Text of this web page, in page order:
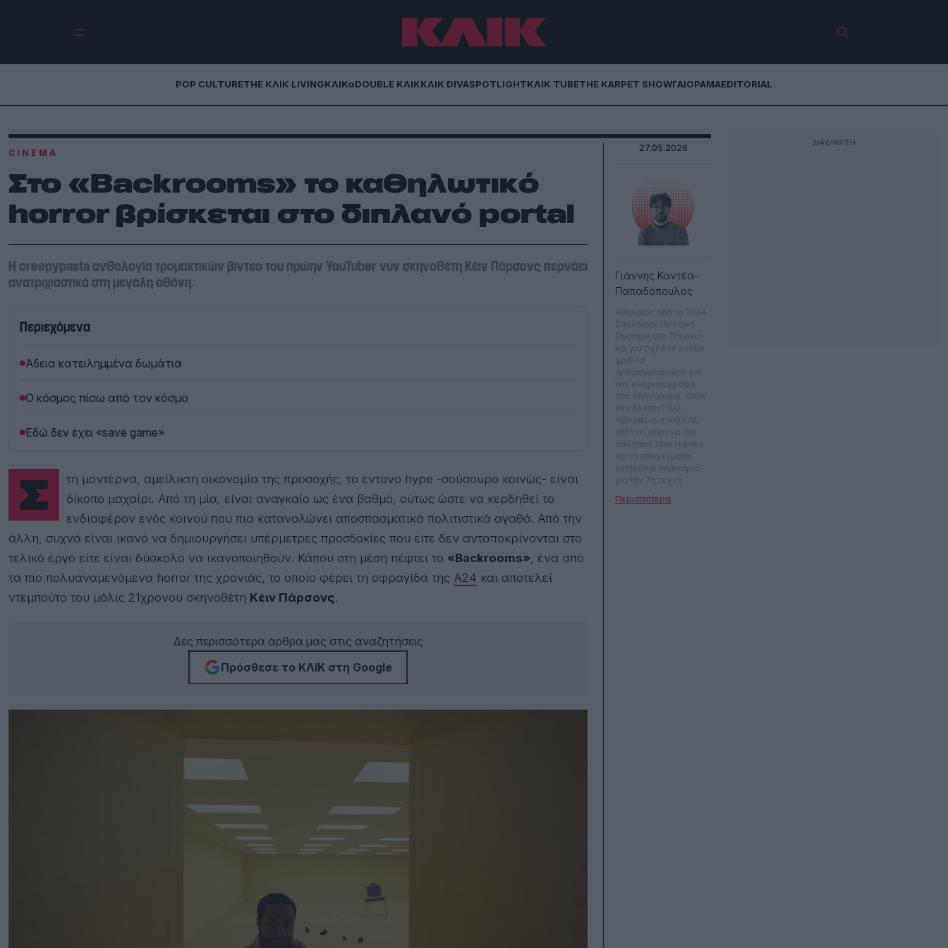
POP CULTURETHE ΚΛΙΚ LIVINGΚΛΙΚαDOUBLE ΚΛΙΚΚΛΙΚ DIVASPOTLIGHTΚΛΙΚ TUBETHE KARPET SHOWΓΑΙΟΡΑΜΑEDITORIAL
CINEMA
Στο «Backrooms» το καθηλωτικό
horror βρίσκεται στο διπλανό portal
Η creepypasta ανθολογία τρομακτικών βίντεο του πρώην YouTuber νυν σκηνοθέτη Κέιν Πάρσονς περνάει
ανατριχιαστικά στη μεγάλη οθόνη.
Περιεχόμενα
Άδεια κατειλημμένα δωμάτια
Ο κόσμος πίσω από τον κόσμο
Εδώ δεν έχει «save game»
Στη μοντέρνα, αμείλικτη οικονομία της προσοχής, το έντονο hype -σούσουρο κοινώς- είναι
δίκοπο μαχαίρι. Από τη μία, είναι αναγκαίο ως ένα βαθμό, ούτως ώστε να κερδηθεί το
ενδιαφέρον ενός κοινού που πια καταναλώνει αποσπασματικά πολιτιστικά αγαθά. Από την
άλλη, συχνά είναι ικανό να δημιουργήσει υπέρμετρες προσδοκίες που είτε δεν ανταποκρίνονται στο
τελικό έργο είτε είναι δύσκολο να ικανοποιηθούν. Κάπου στη μέση πέφτει το «Backrooms», ένα από
τα πιο πολυαναμενόμενα horror της χρονιάς, το οποίο φέρει τη σφραγίδα της A24 και αποτελεί
ντεμπούτο του μόλις 21χρονου σκηνοθέτη Κέιν Πάρσονς.
Δες περισσότερα άρθρα μας στις αναζητήσεις
Πρόσθεσε το ΚΛΙΚ στη Google
27.05.2026
Γιάννης Καντέα-
Παπαδόπουλος
καλοκαίρια θα τον